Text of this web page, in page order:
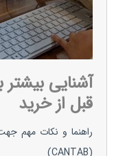
قبل از خرید
راهنما و نکات مهم
(CANTAB)